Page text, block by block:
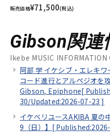
販売価格¥71,500(税込)
Gibson関連
Ikebe MUSIC
阿部 学 イケシブ・エレキ
コード進行とアルペジオ
Gibson, Epiphone[
30/Updated:2026-07-23 ]
イケベリユースAKIBA 夏の
9（日）】[